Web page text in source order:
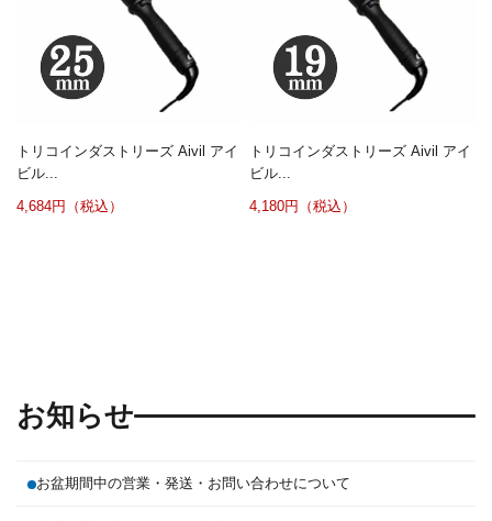
トリコインダストリーズ Aivil アイ
ビル...
4,684円（税込）
トリコインダストリーズ Aivil アイ
ビル...
4,180円（税込）
お知らせ
お盆期間中の営業・発送・お問い合わせについて